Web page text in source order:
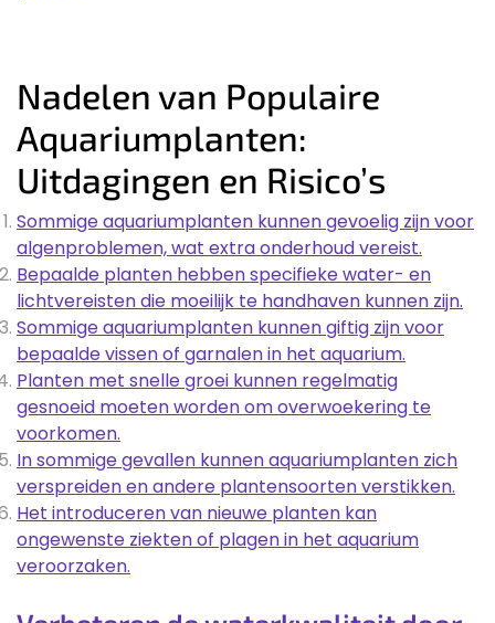
Nadelen van Populaire
Aquariumplanten:
Uitdagingen en Risico’s
Sommige aquariumplanten kunnen gevoelig zijn voor
algenproblemen, wat extra onderhoud vereist.
Bepaalde planten hebben specifieke water- en
lichtvereisten die moeilijk te handhaven kunnen zijn.
Sommige aquariumplanten kunnen giftig zijn voor
bepaalde vissen of garnalen in het aquarium.
Planten met snelle groei kunnen regelmatig
gesnoeid moeten worden om overwoekering te
voorkomen.
In sommige gevallen kunnen aquariumplanten zich
verspreiden en andere plantensoorten verstikken.
Het introduceren van nieuwe planten kan
ongewenste ziekten of plagen in het aquarium
veroorzaken.